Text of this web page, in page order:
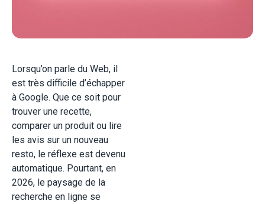
Lorsqu’on parle du Web, il
est très difficile d’échapper
à Google. Que ce soit pour
trouver une recette,
comparer un produit ou lire
les avis sur un nouveau
resto, le réflexe est devenu
automatique. Pourtant, en
2026, le paysage de la
recherche en ligne se